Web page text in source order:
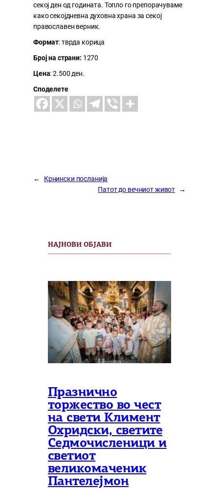
секој ден од годината. Топло го препорачуваме
како секојдневна духовна храна за секој
православен верник.
Формат: тврда корица
Број на страни: 1270
Цена: 2.500 ден.
Споделете
←
Крнински посланија
Патот до вечниот живот
→
НАЈНОВИ ОБЈАВИ
Празнично
торжество во чест
на свети Климент
Охридски, светите
Седмочисленици и
светиот
великомаченик
Пантелејмон